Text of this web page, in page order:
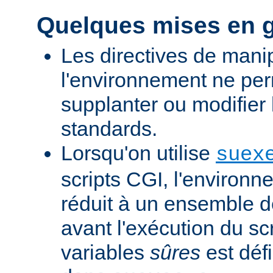
Quelques mises en
Les directives de
l'environnement ne
supplanter ou
standards.
Lorsqu'on utilise
scripts CGI,
réduit à un ensemble
avant l'exécution du
variables sûres est